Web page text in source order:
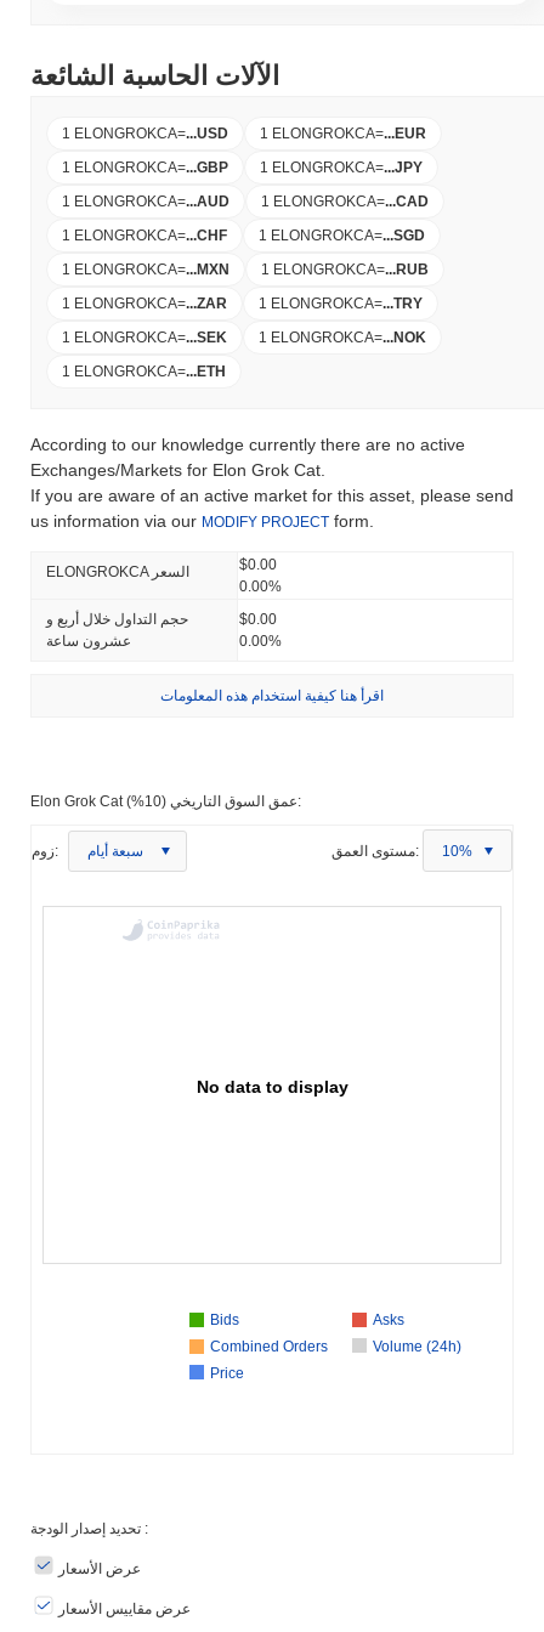
الآلات الحاسبة الشائعة
1 ELONGROKCA=...USD 1 ELONGROKCA=...EUR
1 ELONGROKCA=...GBP 1 ELONGROKCA=...JPY
1 ELONGROKCA=...AUD 1 ELONGROKCA=...CAD
1 ELONGROKCA=...CHF 1 ELONGROKCA=...SGD
1 ELONGROKCA=...MXN 1 ELONGROKCA=...RUB
1 ELONGROKCA=...ZAR 1 ELONGROKCA=...TRY
1 ELONGROKCA=...SEK 1 ELONGROKCA=...NOK
1 ELONGROKCA=...ETH
According to our knowledge currently there are no active
Exchanges/Markets for Elon Grok Cat.
If you are aware of an active market for this asset, please send
us information via our MODIFY PROJECT form.
ELONGROKCA السعر
$0.00
0.00%
حجم التداول خلال أربع و
عشرون ساعة
$0.00
0.00%
اقرأ هنا كيفية استخدام هذه المعلومات
Elon Grok Cat عمق السوق التاريخي (10%):
زوم: سبعة أيام مستوى العمق: 10%
No data to display
Bids
Asks
Combined Orders
Volume (24h)
Price
تحديد إصدار الودجة :
عرض الأسعار
عرض مقاييس الأسعار